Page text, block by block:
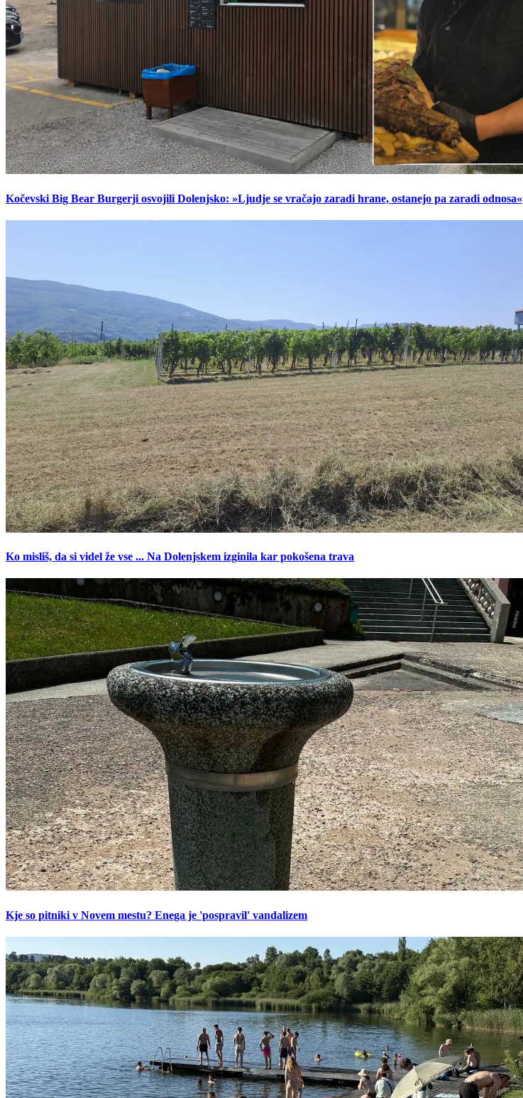
Kočevski Big Bear Burgerji osvojili Dolenjsko: »Ljudje se vračajo zaradi hrane, ostanejo pa zaradi odnosa«
Ko misliš, da si videl že vse ... Na Dolenjskem izginila kar pokošena trava
Kje so pitniki v Novem mestu? Enega je 'pospravil' vandalizem